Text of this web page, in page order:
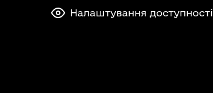
Налаштування доступності